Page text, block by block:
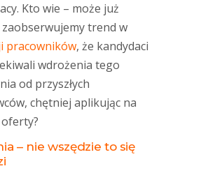
Kto wie – może już
zaobserwujemy trend w
pracowników, że kandydaci
wdrożenia tego
od przyszłych
chętniej aplikując na
– nie wszędzie to się